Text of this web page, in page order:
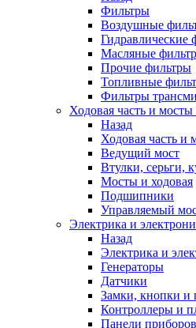
Фильтры
Воздушные
Гидравлические
Масляные
Прочие фильтры
Топливные
Фильтры
Ходовая часть и мосты
Назад
Ходовая часть и
Ведущий мост
Втулки, серьги,
Мосты и ходовая
Подшипники
Управляемый
Электрика и
Назад
Электрика и
Генераторы
Датчики
Замки, кнопки и
Контроллеры и
Панели